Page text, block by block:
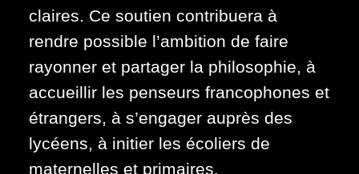
claires. Ce soutien contribuera à
rendre possible l’ambition de faire
rayonner et partager la philosophie, à
accueillir les penseurs francophones et
étrangers, à s’engager auprès des
lycéens, à initier les écoliers de
maternelles et primaires.